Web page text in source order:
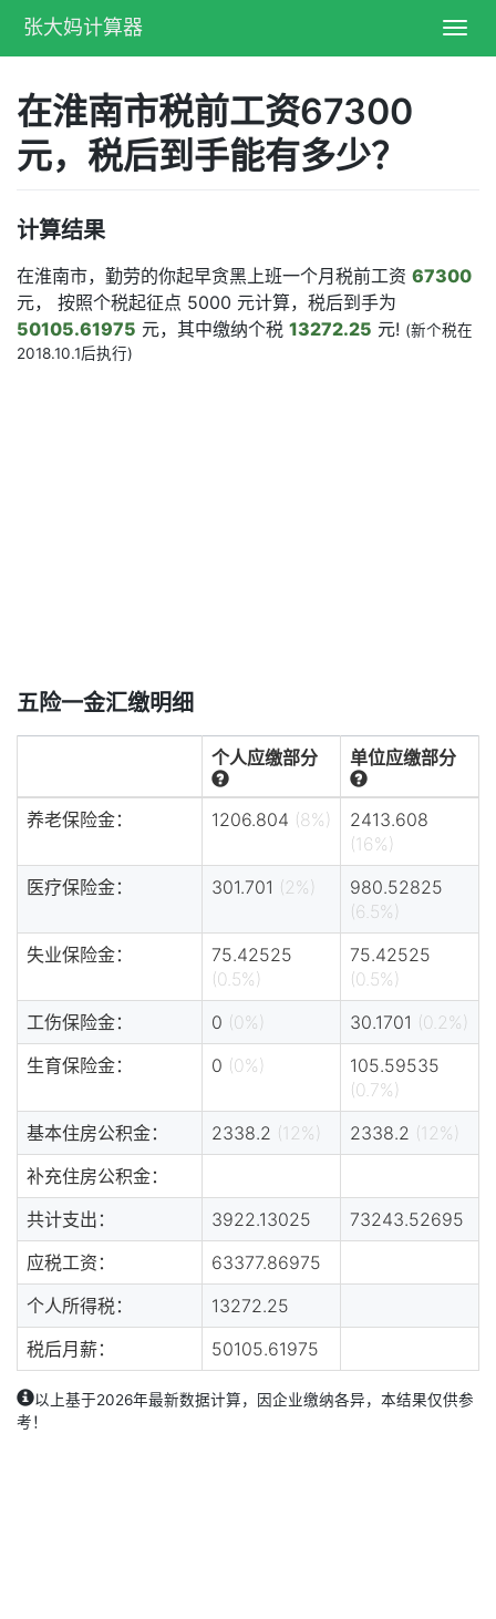
张大妈计算器
在淮南市税前工资67300
元，税后到手能有多少？
计算结果
在淮南市，勤劳的你起早贪黑上班一个月税前工资 67300
元， 按照个税起征点 5000 元计算，税后到手为
50105.61975 元，其中缴纳个税 13272.25 元! (新个税在
2018.10.1后执行)
五险一金汇缴明细
个人应缴部分 单位应缴部分
养老保险金： 1206.804 (8%)
2413.608
(16%)
医疗保险金：
301.701 (2%)
980.52825
(6.5%)
失业保险金：
75.42525
(0.5%)
75.42525
(0.5%)
工伤保险金：
0 (0%) 30.1701 (0.2%)
生育保险金：
0 (0%)
105.59535
(0.7%)
基本住房公积金：
2338.2 (12%) 2338.2 (12%)
补充住房公积金：
共计支出：
3922.13025
73243.52695
应税工资：
63377.86975
个人所得税：
13272.25
税后月薪：
50105.61975
以上基于2026年最新数据计算，因企业缴纳各异，本结果仅供参
考！